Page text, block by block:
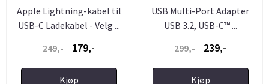
Apple Lightning-kabel til
USB-C Ladekabel - Velg ...
249,-
179,-
Kjøp
USB Multi-Port Adapter
USB 3.2, USB-C™ ...
299,-
239,-
Kjøp